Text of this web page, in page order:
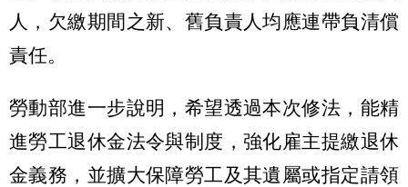
人，欠繳期間之新、舊負責人均應連帶負清償
責任。
勞動部進一步說明，希望透過本次修法，能精
進勞工退休金法令與制度，強化雇主提繳退休
金義務，並擴大保障勞工及其遺屬或指定請領